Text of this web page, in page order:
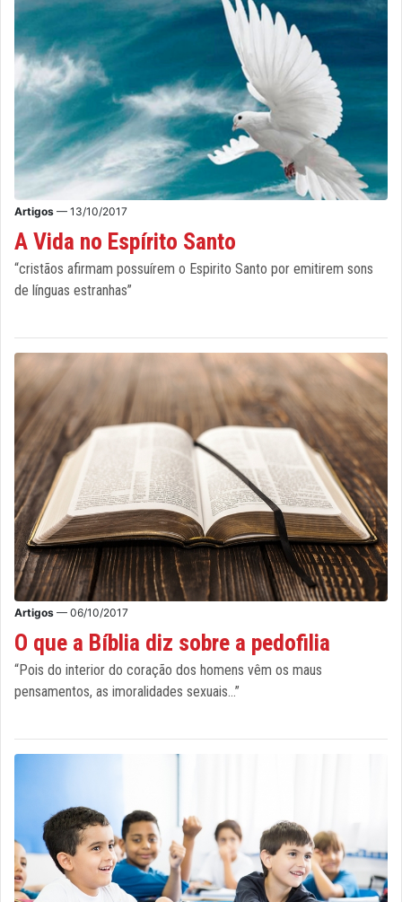
Artigos — 13/10/2017
A Vida no Espírito Santo
“cristãos afirmam possuírem o Espirito Santo por emitirem sons
de línguas estranhas”
Artigos — 06/10/2017
O que a Bíblia diz sobre a pedofilia
“Pois do interior do coração dos homens vêm os maus
pensamentos, as imoralidades sexuais...”